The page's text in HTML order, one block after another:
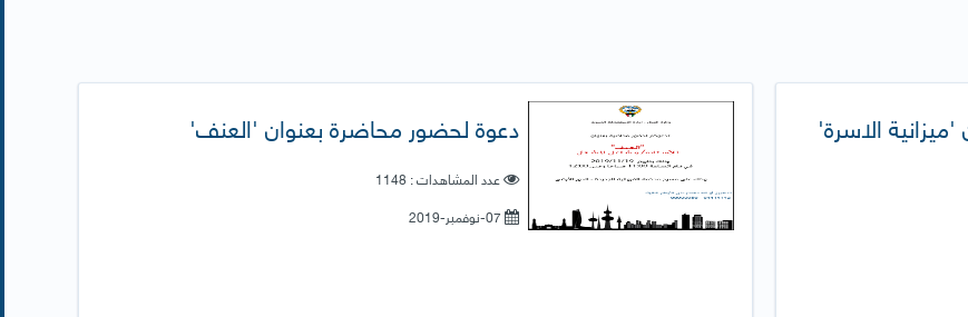
الاسرة' دعوة لحضور محاضرة بعنوان 'العنف'
عدد المشاهدات : 1148